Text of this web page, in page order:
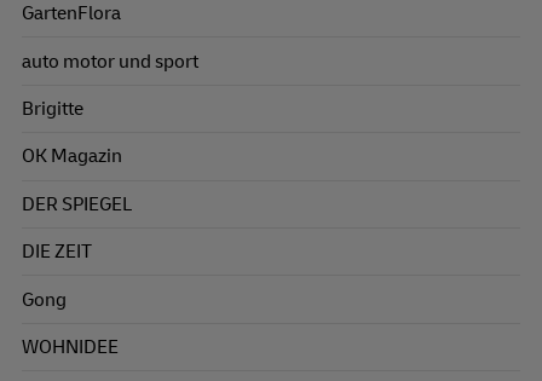
GartenFlora
auto motor und sport
Brigitte
OK Magazin
DER SPIEGEL
DIE ZEIT
Gong
WOHNIDEE